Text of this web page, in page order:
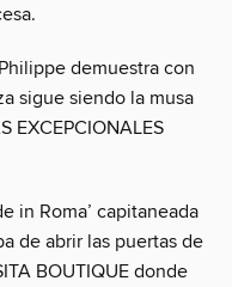
demuestra con
sigue siendo la musa
EXCEPCIONALES
in Roma’ capitaneada
de abrir las puertas de
BOUTIQUE donde